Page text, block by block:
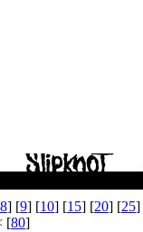
8] [9] [10] [15] [20] [25]
[80]